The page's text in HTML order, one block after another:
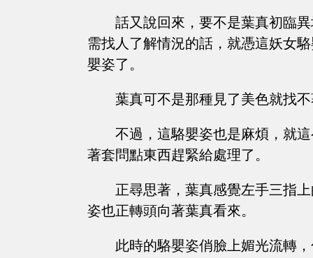
話又說回來，要不是葉真初臨
需找人了解情況的話，就憑這妖女
嬰姿了。
葉真可不是那種見了美色就找
不過，這駱嬰姿也是麻煩，就
著套問點東西趕緊給處理了。
正尋思著，葉真感覺左手三指
姿也正轉頭向著葉真看來。
此時的駱嬰姿俏臉上媚光流轉